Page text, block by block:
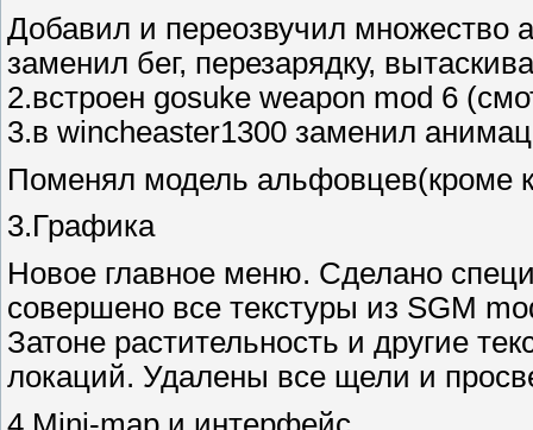
Добавил и переозвучил
заменил бег, перезарядку,
2.встроен gosuke weapon mod 6
3.в wincheaster1300 заменил
Поменял модель альфовцев(кроме
3.Графика
Новое главное меню. Сделано
совершено все текстуры из SGM
Затоне растительность и другие
локаций. Удалены все щели и